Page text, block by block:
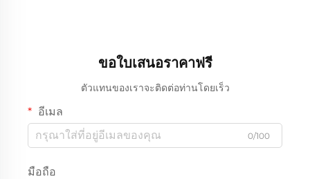
ขอใบเสนอราคาฟรี
ตัวแทนของเราจะติดต่อท่านโดยเร็ว
อีเมล
0/100
มือถือ